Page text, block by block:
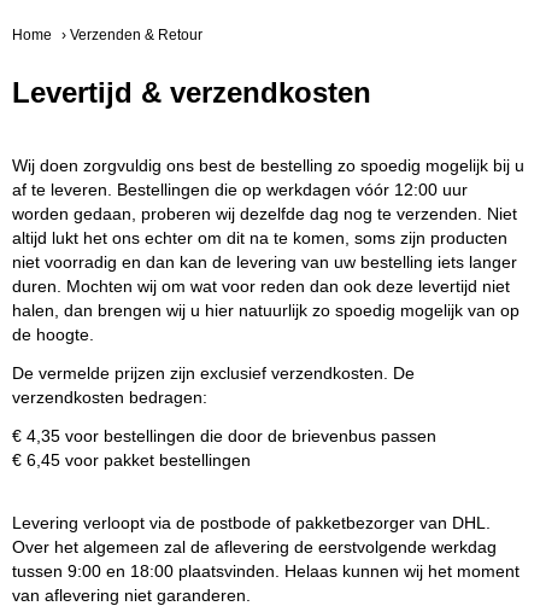
Home › Verzenden & Retour
Levertijd & verzendkosten
Wij doen zorgvuldig ons best de bestelling zo spoedig mogelijk bij u
af te leveren. Bestellingen die op werkdagen vóór 12:00 uur
worden gedaan, proberen wij dezelfde dag nog te verzenden. Niet
altijd lukt het ons echter om dit na te komen, soms zijn producten
niet voorradig en dan kan de levering van uw bestelling iets langer
duren. Mochten wij om wat voor reden dan ook deze levertijd niet
halen, dan brengen wij u hier natuurlijk zo spoedig mogelijk van op
de hoogte.
De vermelde prijzen zijn exclusief verzendkosten. De
verzendkosten bedragen:
€ 4,35 voor bestellingen die door de brievenbus passen
€ 6,45 voor pakket bestellingen
Levering verloopt via de postbode of pakketbezorger van DHL.
Over het algemeen zal de aflevering de eerstvolgende werkdag
tussen 9:00 en 18:00 plaatsvinden. Helaas kunnen wij het moment
van aflevering niet garanderen.